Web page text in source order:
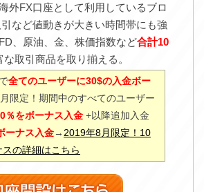
外FX口座として利用しているブロ
など値動きが大きい時間帯にも強
、原油、金、株価指数など合計10
な取引商品を取り揃える。
全てのユーザーに30$の入金ボー
限定！期間中のすべてのユーザー
％をボーナス入金 +以降追加入金
ーナス入金→ 2019年8月限定！10
の詳細はこちら